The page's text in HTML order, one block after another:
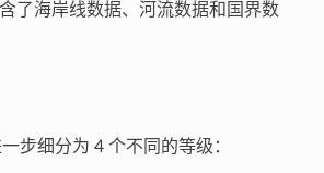
了海岸线数据、河流数据和国界数
步细分为 4 个不同的等级：